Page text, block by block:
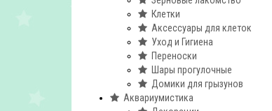
Клетки
Аксессуары для клеток
Уход и Гигиена
Переноски
Шары прогулочные
Домики для грызунов
Аквариумистика